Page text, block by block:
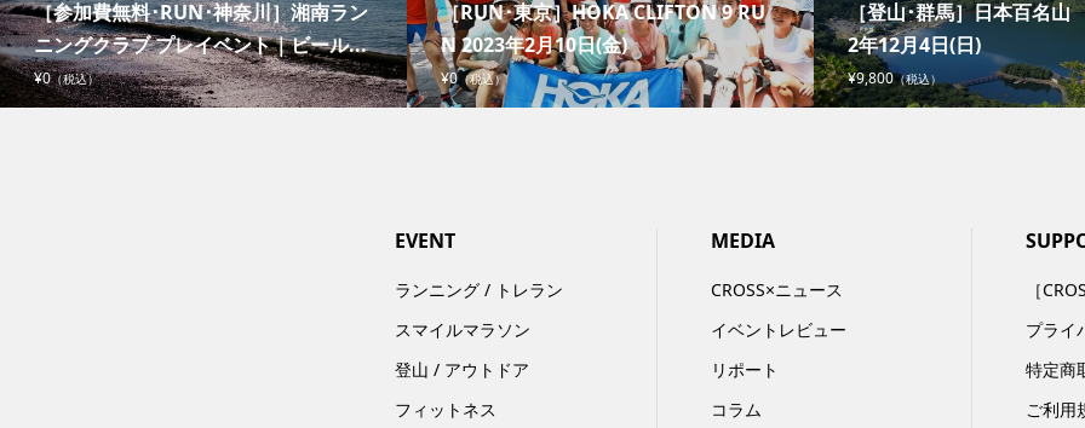
［参加費無料･RUN･神奈川］湘南ラン
ニングクラブ プレイベント｜ビール...
¥0（税込）
［RUN･東京］HOKA CLIFTON 9 RU
N 2023年2月10日(金)
¥0（税込）
［登山･群馬］日本百名
2年12月4日(日)
¥9,800（税込）
EVENT
ランニング / トレラン
スマイルマラソン
登山 / アウトドア
フィットネス
MEDIA
CROSS×ニュース
イベントレビュー
リポート
コラム
［
プライ
特定商
ご利用